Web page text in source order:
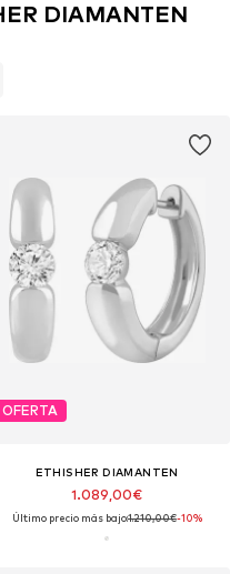
DIAMANTEN
OFERTA
ETHISHER DIAMANTEN
1.089,00€
Último precio más bajo:1.210,00€-10%